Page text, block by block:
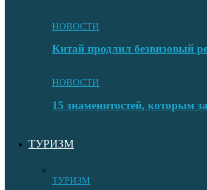
НОВОСТИ
Китай продлил безвизовый
НОВОСТИ
15 знаменитостей, которым
ТУРИЗМ
ТУРИЗМ